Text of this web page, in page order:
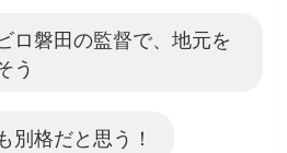
ロ磐田の監督で、地元を
う
別格だと思う！